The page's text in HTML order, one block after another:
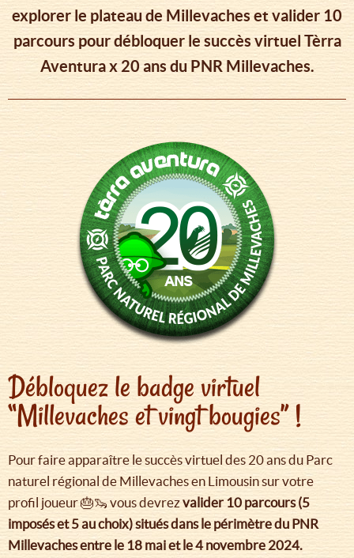
explorer le plateau de Millevaches et valider 10
parcours pour débloquer le succès virtuel Tèrra
Aventura x 20 ans du PNR Millevaches.
Débloquez le badge virtuel
“Millevaches et vingt bougies” !
Pour faire apparaître le succès virtuel des 20 ans du Parc
naturel régional de Millevaches en Limousin sur votre
profil joueur 🎂🦦 vous devrezvalider 10 parcours (5
imposés et 5 au choix) situés dans le périmètre du PNR
Millevaches entre le 18 mai et le 4 novembre 2024.